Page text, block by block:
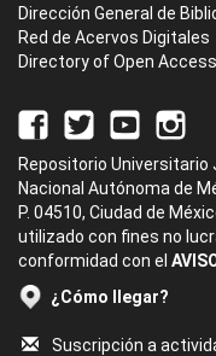
Dirección General de
Red de Acervos Digitales
Directory of Open
Repositorio Universitario
Nacional Autónoma de
P. 04510, Ciudad de
utilizado con fines no
conformidad con el
¿Cómo llegar?
Suscripción a